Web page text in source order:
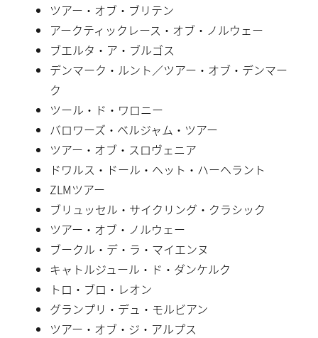
ツアー・オブ・ブリテン
アークティックレース・オブ・ノルウェー
ブエルタ・ア・ブルゴス
デンマーク・ルント／ツアー・オブ・デンマー
ク
ツール・ド・ワロニー
バロワーズ・ベルジャム・ツアー
ツアー・オブ・スロヴェニア
ドワルス・ドール・ヘット・ハーヘラント
ZLMツアー
ブリュッセル・サイクリング・クラシック
ツアー・オブ・ノルウェー
ブークル・デ・ラ・マイエンヌ
キャトルジュール・ド・ダンケルク
トロ・ブロ・レオン
グランプリ・デュ・モルビアン
ツアー・オブ・ジ・アルプス